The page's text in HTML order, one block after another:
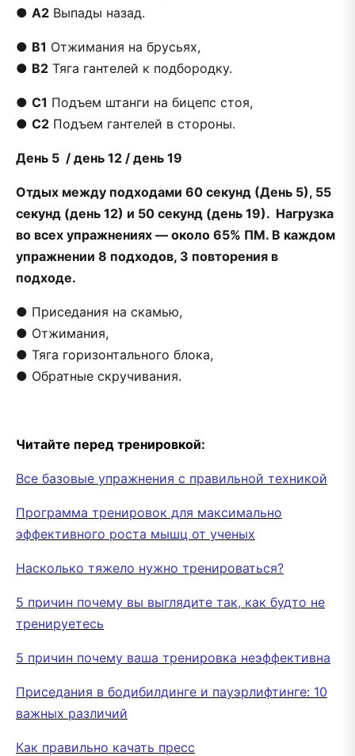
● А2 Выпады назад.
● В1 Отжимания на брусьях,
● В2 Тяга гантелей к подбородку.
● С1 Подъем штанги на бицепс стоя,
● С2 Подъем гантелей в стороны.
День 5 / день 12 / день 19
Отдых между подходами 60 секунд (День 5), 55
секунд (день 12) и 50 секунд (день 19). Нагрузка
во всех упражнениях — около 65% ПМ. В каждом
упражнении 8 подходов, 3 повторения в
подходе.
● Приседания на скамью,
● Отжимания,
● Тяга горизонтального блока,
● Обратные скручивания.
Читайте перед тренировкой:
Все базовые упражнения с правильной техникой
Программа тренировок для максимально
эффективного роста мышц от ученых
Насколько тяжело нужно тренироваться?
5 причин почему вы выглядите так, как будто не
тренируетесь
5 причин почему ваша тренировка неэффективна
Приседания в бодибилдинге и пауэрлифтинге: 10
важных различий
Как правильно качать пресс